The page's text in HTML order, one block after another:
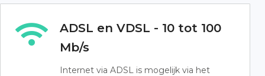
ADSL en VDSL - 10 tot 100
Mb/s
Internet via ADSL is mogelijk via het